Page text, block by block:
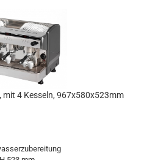
mit 4 Kesseln, 967x580x523mm